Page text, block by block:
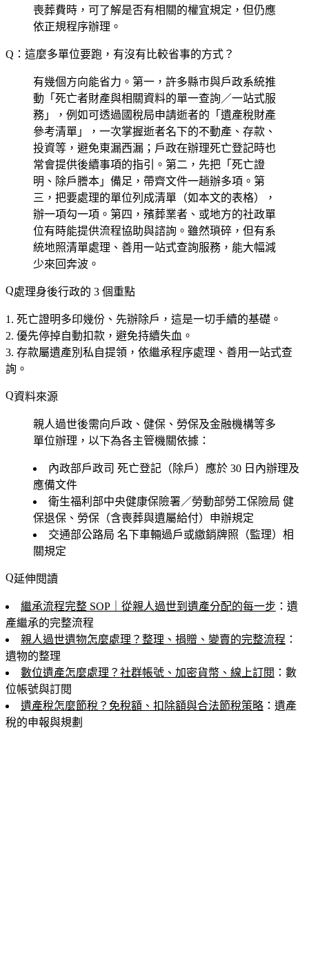
喪葬費時，可了解是否有相關的權宜規定，但仍應
依正規程序辦理。
Q：這麼多單位要跑，有沒有比較省事的方式？
有幾個方向能省力。第一，許多縣市與戶政系統推
動「 死亡者財產與相關資料的單一查詢／一站式服
務 」，例如可透過國稅局申請逝者的「遺產稅財產
參考清單」，一次掌握逝者名下的不動產、存款、
投資等，避免東漏西漏；戶政在辦理死亡登記時也
常會提供後續事項的指引。第二，先把「死亡證
明、除戶謄本」備足，帶齊文件一趟辦多項。第
三，把要處理的單位列成清單（如本文的表格），
辦一項勾一項。第四，殯葬業者、或地方的社政單
位有時能提供流程協助與諮詢。雖然瑣碎，但有系
統地照清單處理、善用一站式查詢服務，能大幅減
少來回奔波。
處理身後行政的 3 個重點
死亡證明多印幾份、先辦除戶 ，這是一切手續的基礎。
優先停掉自動扣款 ，避免持續失血。
存款屬遺產別私自提領 ，依繼承程序處理、善用一站式查
詢。
資料來源
親人過世後需向戶政、健保、勞保及金融機構等多
單位辦理，以下為各主管機關依據：
內政部戶政司 死亡登記（除戶）應於 30 日內辦理及
應備文件
衛生福利部中央健康保險署／勞動部勞工保險局 健
保退保、勞保（含喪葬與遺屬給付）申辦規定
交通部公路局 名下車輛過戶或繳銷牌照（監理）相
關規定
延伸閱讀
繼承流程完整 SOP｜從親人過世到遺產分配的每一步 ：遺
產繼承的完整流程
親人過世遺物怎麼處理？整理、捐贈、變賣的完整流程 ：
遺物的整理
數位遺產怎麼處理？社群帳號、加密貨幣、線上訂閱 ：數
位帳號與訂閱
遺產稅怎麼節稅？免稅額、扣除額與合法節稅策略 ：遺產
稅的申報與規劃